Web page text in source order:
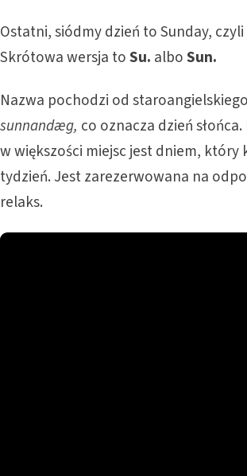
Ostatni, siódmy dzień to Sunday,
Skrótowa wersja toSu. alboSun.
Nazwa pochodzi od staroangielskiego
sunnandæg, co oznacza dzień
w większości miejsc jest dniem, który
tydzień. Jest zarezerwowana na
relaks.